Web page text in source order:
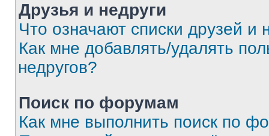
Друзья и недруги
Что означают списки друзей и
Как мне добавлять/удалять
недругов?
Поиск по форумам
Как мне выполнить поиск по